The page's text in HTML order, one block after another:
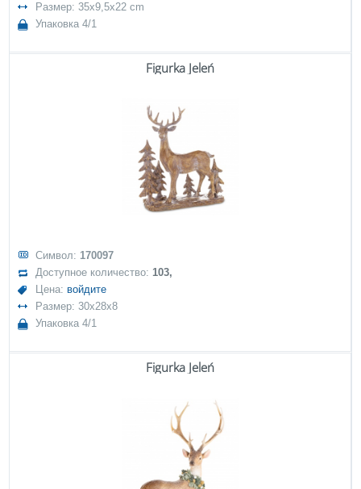
Размер: 35x9,5x22 cm
Упаковка 4/1
Figurka Jeleń
Символ: 170097
Доступное количество:103,
Цена: войдите
Размер: 30x28x8
Упаковка 4/1
Figurka Jeleń